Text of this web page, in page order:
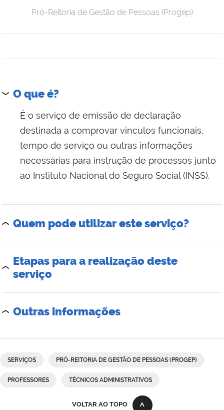
Pró-Reitoria de Gestão de Pessoas (Progep)
O que é?
É o serviço de emissão de declaração
destinada a comprovar vínculos funcionais,
tempo de serviço ou outras informações
necessárias para instrução de processos junto
ao Instituto Nacional do Seguro Social (INSS).
Quem pode utilizar este serviço?
Etapas para a realização deste
serviço
Outras informações
SERVIÇOS PRÓ-REITORIA DE GESTÃO DE PESSOAS (PROGEP)
PROFESSORES TÉCNICOS ADMINISTRATIVOS
VOLTAR AO TOPO